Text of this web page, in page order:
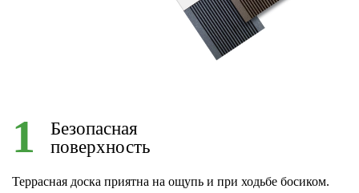
1
Безопасная
поверхность
Террасная доска приятна на ощупь и при ходьбе босиком.